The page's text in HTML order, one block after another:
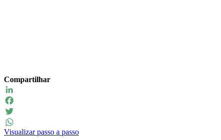
Compartilhar
LinkedIn
Facebook
Twitter
WhatsApp
Visualizar passo a passo